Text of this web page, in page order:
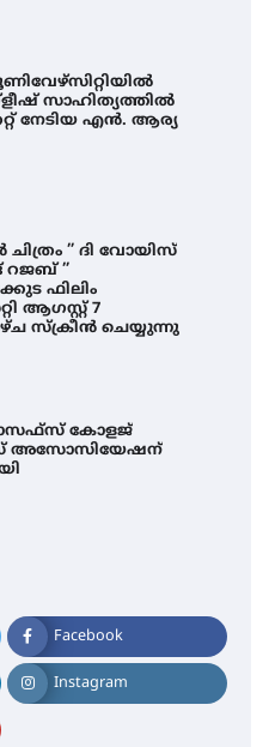
സാഹിത്യത്തിൽ
നേടിയ എൻ. ആര്യ
ചിത്രം ” ദി വോയിസ്
റജബ് ”
ഫിലിം
ആഗസ്റ്റ് 7
സ്‌ക്രീൻ ചെയ്യുന്നു
കോളജ്
അസോസിയേഷന്
Facebook
Instagram
നിന്ന്
നേടിയ എൻ. ആര്യ